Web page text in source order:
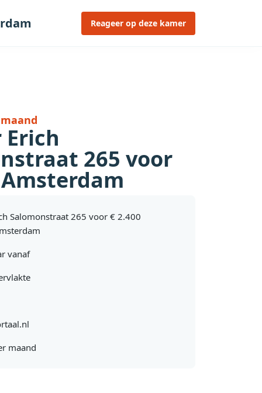
Reageer op deze kamer
265 voor
Salomonstraat 265 voor € 2.400
vanaf
maand